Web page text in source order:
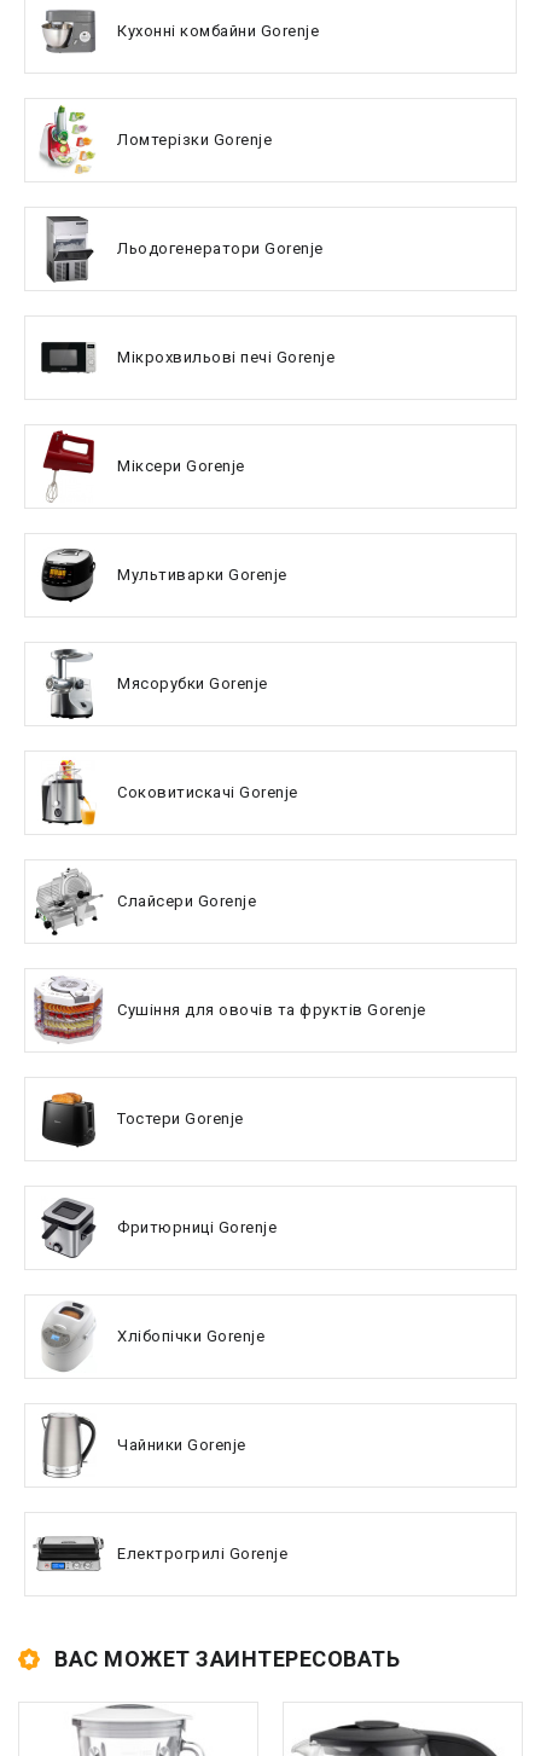
Кухонні комбайни Gorenje
Ломтерізки Gorenje
Льодогенератори Gorenje
Мікрохвильові печі Gorenje
Міксери Gorenje
Мультиварки Gorenje
Мясорубки Gorenje
Соковитискачі Gorenje
Слайсери Gorenje
Сушіння для овочів та фруктів Gorenje
Тостери Gorenje
Фритюрниці Gorenje
Хлібопічки Gorenje
Чайники Gorenje
Електрогрилі Gorenje
ВАС МОЖЕТ ЗАИНТЕРЕСОВАТЬ